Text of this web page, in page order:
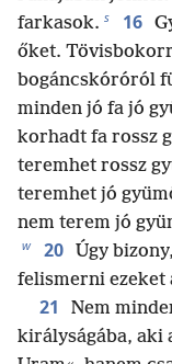
farkasok. s 16
őket.
bogáncskóróról
minden jó fa jó
korhadt fa rossz
teremhet rossz
teremhet jó
nem terem jó
w 20 Úgy
felismerni ezeket
21
Nem
királyságába, aki